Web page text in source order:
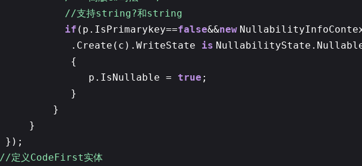
//支持string?和string
if (p.IsPrimarykey==false&&new
.Create(c).WriteState is
{
p.IsNullable = true ;
}
}
}
});
//定义CodeFirst实体